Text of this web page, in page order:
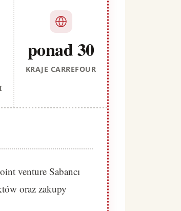
ponad 30
KRAJE CARREFOUR
venture Sabancı
oraz zakupy